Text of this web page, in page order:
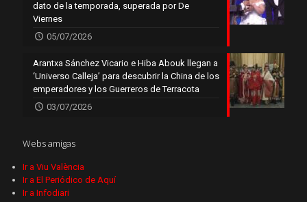
dato de la temporada, superada por De
Viernes
05/07/2026
Arantxa Sánchez Vicario e Hiba Abouk llegan a
‘Universo Calleja’ para descubrir la China de los
emperadores y los Guerreros de Terracota
03/07/2026
Webs amigas
Ir a Viu València
Ir a El Periódico de Aquí
Ir a Infodiari